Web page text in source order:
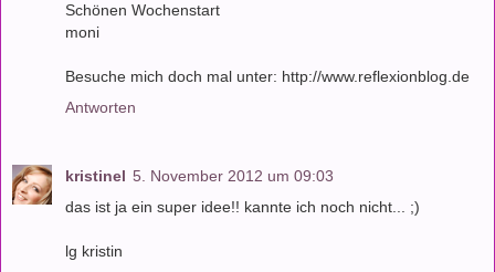
Schönen Wochenstart
moni
Besuche mich doch mal unter: http://www.reflexionblog.de
Antworten
kristinel 5. November 2012 um 09:03
das ist ja ein super idee!! kannte ich noch nicht... ;)
lg kristin